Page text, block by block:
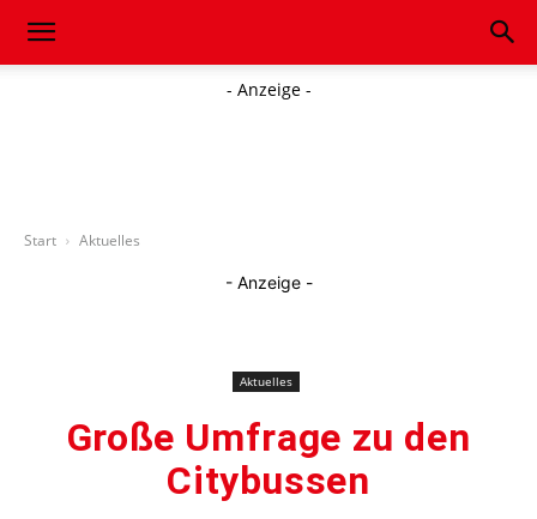
- Anzeige -
Start Aktuelles
- Anzeige -
Aktuelles
Große Umfrage zu den
Citybussen